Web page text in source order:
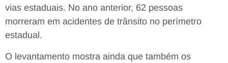
vias estaduais. No ano anterior, 62 pessoas
morreram em acidentes de trânsito no perímetro
estadual.
O levantamento mostra ainda que também os